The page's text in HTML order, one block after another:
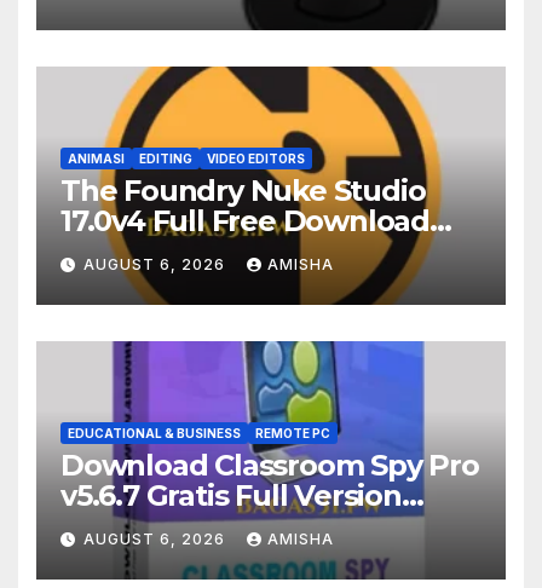
ANIMASI EDITING VIDEO EDITORS
The Foundry Nuke Studio
17.0v4 Full Free Download
Terbaru Version
AUGUST 6, 2026 AMISHA
EDUCATIONAL & BUSINESS REMOTE PC
Download Classroom Spy Pro
v5.6.7 Gratis Full Version
Terbaru
AUGUST 6, 2026 AMISHA